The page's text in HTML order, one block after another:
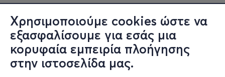
Χρησιμοποιούμε cookies ώστε να
εξασφαλίσουμε για εσάς μια
κορυφαία εμπειρία πλοήγησης
στην ιστοσελίδα μας.